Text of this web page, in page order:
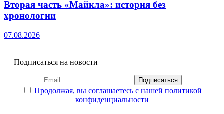
Вторая часть «Майкла»: история без
хронологии
07.08.2026
Подписаться на новости
Продолжая, вы соглашаетесь с нашей политикой
конфиденциальности